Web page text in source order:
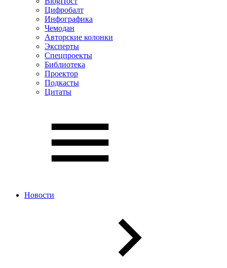
Цифробалт
Инфографика
Чемодан
Авторские колонки
Эксперты
Спецпроекты
Библиотека
Проектор
Подкасты
Цитаты
Новости